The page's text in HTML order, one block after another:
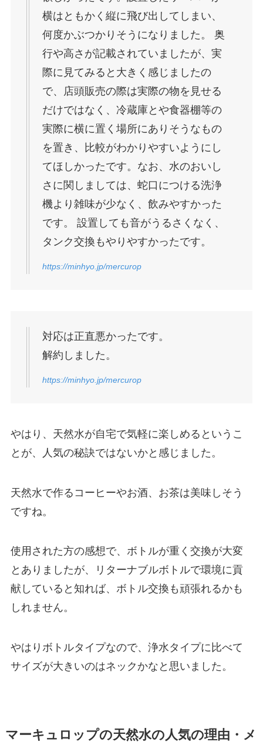
横はともかく縦に飛び出してしまい、
何度かぶつかりそうになりました。 奥
行や高さが記載されていましたが、実
際に見てみると大きく感じましたの
で、店頭販売の際は実際の物を見せる
だけではなく、冷蔵庫とや食器棚等の
実際に横に置く場所にありそうなもの
を置き、比較がわかりやすいようにし
てほしかったです。なお、水のおいし
さに関しましては、蛇口につける洗浄
機より雑味が少なく、飲みやすかった
です。 設置しても音がうるさくなく、
タンク交換もやりやすかったです。
https://minhyo.jp/mercurop
対応は正直悪かったです。
解約しました。
https://minhyo.jp/mercurop
やはり、天然水が自宅で気軽に楽しめるというこ
とが、人気の秘訣ではないかと感じました。
天然水で作るコーヒーやお酒、お茶は美味しそう
ですね。
使用された方の感想で、ボトルが重く交換が大変
とありましたが、リターナブルボトルで環境に貢
献していると知れば、ボトル交換も頑張れるかも
しれません。
やはりボトルタイプなので、浄水タイプに比べて
サイズが大きいのはネックかなと思いました。
マーキュロップの天然水の人気の理由・メ